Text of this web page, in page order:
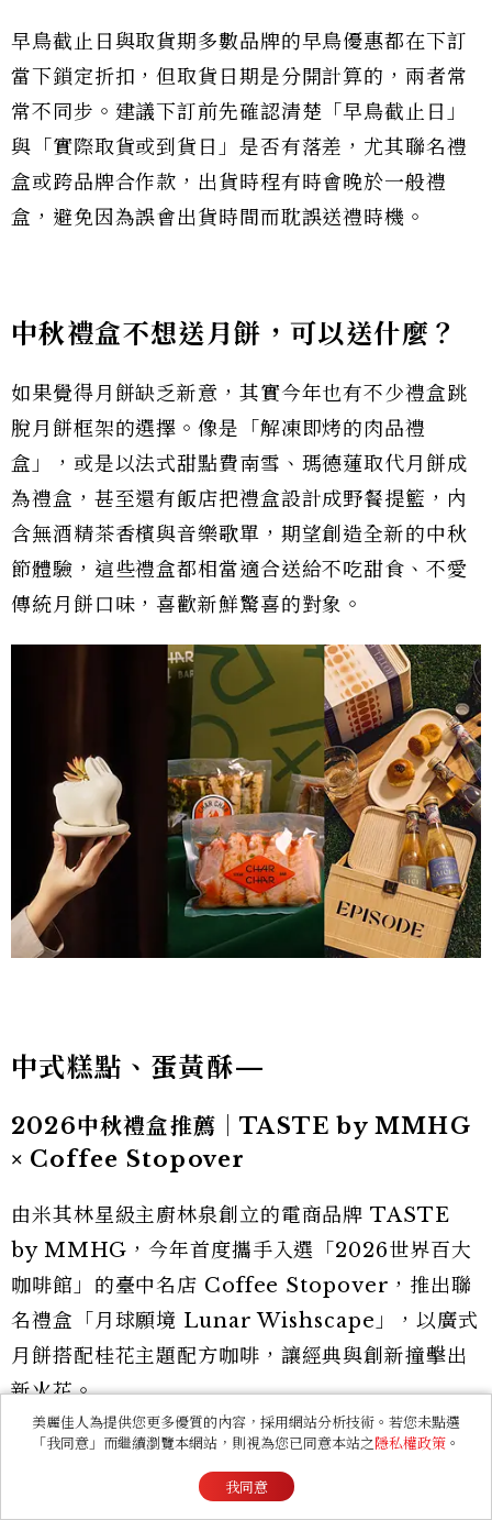
早鳥截止日與取貨期多數品牌的早鳥優惠都在下訂
當下鎖定折扣，但取貨日期是分開計算的，兩者常
常不同步。建議下訂前先確認清楚「早鳥截止日」
與「實際取貨或到貨日」是否有落差，尤其聯名禮
盒或跨品牌合作款，出貨時程有時會晚於一般禮
盒，避免因為誤會出貨時間而耽誤送禮時機。
中秋禮盒不想送月餅，可以送什麼？
如果覺得月餅缺乏新意，其實今年也有不少禮盒跳
脫月餅框架的選擇。像是「解凍即烤的肉品禮
盒」，或是以法式甜點費南雪、瑪德蓮取代月餅成
為禮盒，甚至還有飯店把禮盒設計成野餐提籃，內
含無酒精茶香檳與音樂歌單，期望創造全新的中秋
節體驗，這些禮盒都相當適合送給不吃甜食、不愛
傳統月餅口味，喜歡新鮮驚喜的對象。
中式糕點、蛋黃酥—
2026中秋禮盒推薦｜TASTE by MMHG
× Coffee Stopover
由米其林星級主廚林泉創立的電商品牌 TASTE
by MMHG，今年首度攜手入選「2026世界百大
咖啡館」的臺中名店 Coffee Stopover，推出聯
名禮盒「月球願境 Lunar Wishscape」，以廣式
月餅搭配桂花主題配方咖啡，讓經典與創新撞擊出
新火花。
美麗佳人為提供您更多優質的內容，採用網站分析技術。若您未點選
「我同意」而繼續瀏覽本網站，則視為您已同意本站之隱私權政策 。
我同意